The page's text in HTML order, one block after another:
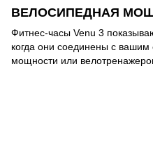
ВЕЛОСИПЕДНАЯ
Фитнес-часы Venu 3
когда они соединены с
мощности или